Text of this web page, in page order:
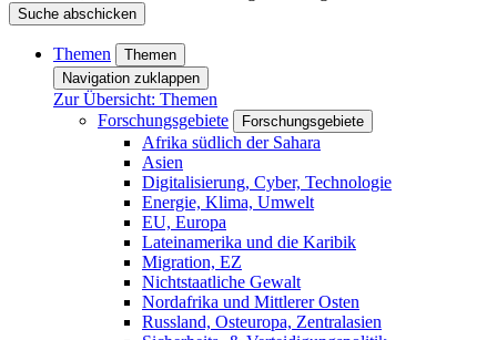
Suche abschicken
Themen
Themen
Navigation zuklappen
Zur Übersicht: Themen
Forschungsgebiete
Forschungsgebiete
Afrika südlich der Sahara
Asien
Digitalisierung, Cyber, Technologie
Energie, Klima, Umwelt
EU, Europa
Lateinamerika und die Karibik
Migration, EZ
Nichtstaatliche Gewalt
Nordafrika und Mittlerer Osten
Russland, Osteuropa, Zentralasien